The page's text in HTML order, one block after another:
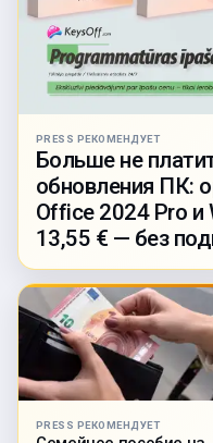
PRESS РЕКОМЕНДУЕТ
Больше не
обновления ПК:
Office 2024 Pro и
13,55 € — без
PRESS РЕКОМЕНДУЕТ